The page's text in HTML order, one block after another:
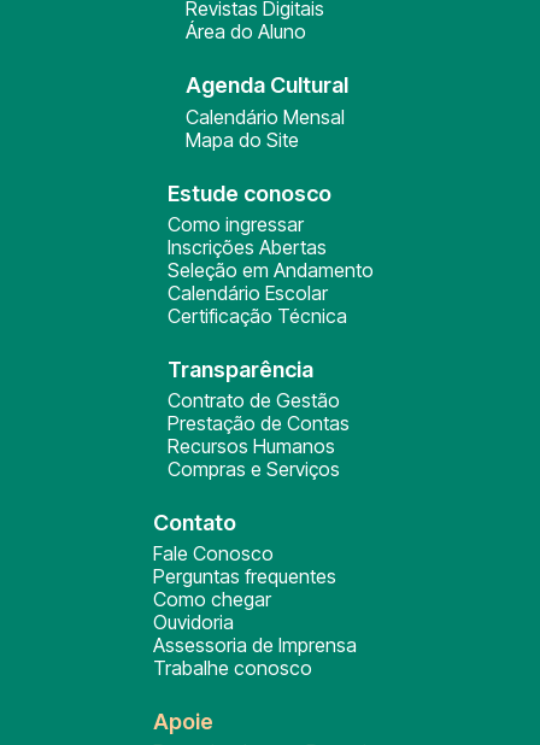
Revistas Digitais
Área do Aluno
Agenda Cultural
Calendário Mensal
Mapa do Site
Estude conosco
Como ingressar
Inscrições Abertas
Seleção em Andamento
Calendário Escolar
Certificação Técnica
Transparência
Contrato de Gestão
Prestação de Contas
Recursos Humanos
Compras e Serviços
Contato
Fale Conosco
Perguntas frequentes
Como chegar
Ouvidoria
Assessoria de Imprensa
Trabalhe conosco
Apoie